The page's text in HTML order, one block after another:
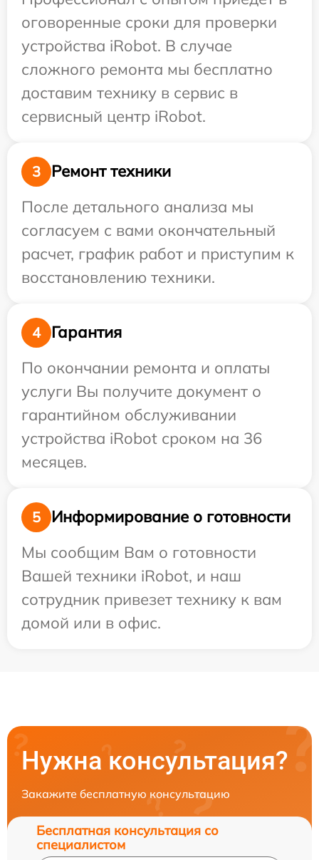
оговоренные сроки для проверки
устройства iRobot. В случае
сложного ремонта мы бесплатно
доставим технику в сервис в
сервисный центр iRobot.
3
Ремонт техники
После детального анализа мы
согласуем с вами окончательный
расчет, график работ и приступим к
восстановлению техники.
4
Гарантия
По окончании ремонта и оплаты
услуги Вы получите документ о
гарантийном обслуживании
устройства iRobot сроком на 36
месяцев.
5
Информирование о готовности
Мы сообщим Вам о готовности
Вашей техники iRobot, и наш
сотрудник привезет технику к вам
домой или в офис.
Нужна консультация?
Закажите бесплатную консультацию
Бесплатная консультация со
специалистом